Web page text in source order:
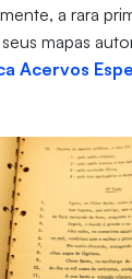
a rara
mapas
Acervos